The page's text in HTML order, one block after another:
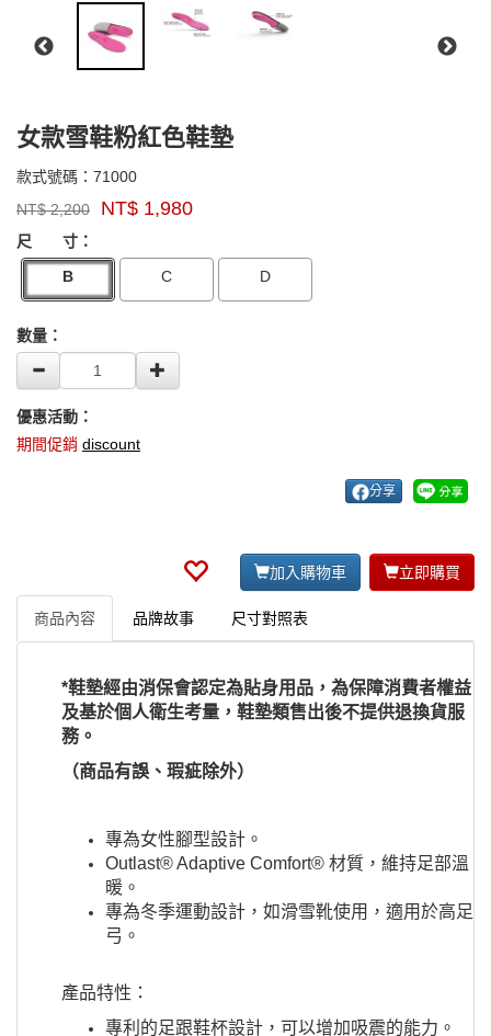
女款雪鞋粉紅色鞋墊
款式號碼： 7100071000
牌：
SUPERfeet
NT$2,200 NT$ 1,980
GOODS000000000000000003467
尺 寸：
B
C D
數量：
優惠活動：
期間促銷 discount
分享
加入購物車 立即購買
商品內容 品牌故事 尺寸對照表
*鞋墊經由消保會認定為貼身用品，為保障消費者權益
及基於個人衛生考量，鞋墊類售出後不提供退換貨服
務。
（商品有誤、瑕疵除外）
專為女性腳型設計。
Outlast® Adaptive Comfort® 材質，維持足部溫
暖。
​專為冬季運動設計，如滑雪靴使用，適用於高足
弓。
​產品特性：
專利的足跟鞋杯設計，可以增加吸震的能力。